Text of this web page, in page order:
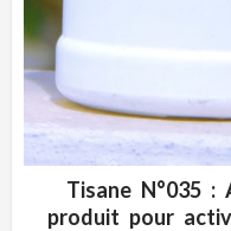
ADD WISHLIST
Tisane N°035 :
produit pour